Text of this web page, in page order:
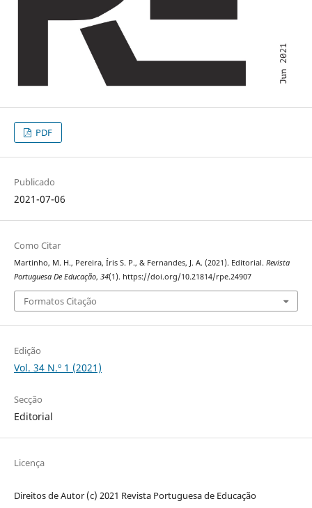
PDF
Publicado
2021-07-06
Como Citar
Martinho, M. H., Pereira, Íris S. P., & Fernandes, J. A. (2021). Editorial. Revista
Portuguesa De Educação, 34(1). https://doi.org/10.21814/rpe.24907
Formatos Citação
Edição
Vol. 34 N.º 1 (2021)
Secção
Editorial
Licença
Direitos de Autor (c) 2021 Revista Portuguesa de Educação